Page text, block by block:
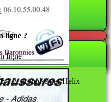
ligne ?
ligne
propulsé par Helix